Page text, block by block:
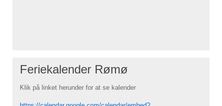
Feriekalender Rømø
Klik på linket herunder for at se kalender